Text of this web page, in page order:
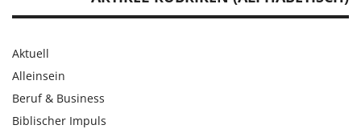
Aktuell
Alleinsein
Beruf & Business
Biblischer Impuls